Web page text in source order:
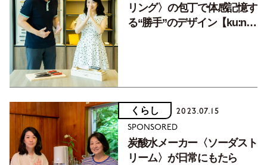
リング〉の包丁で体感記憶す
る“勝手”のデザイン【ku:nel
くらし 2023.07.15
SPONSORED
炭酸水メーカー〈ソーダスト
リーム〉が日常にもたら